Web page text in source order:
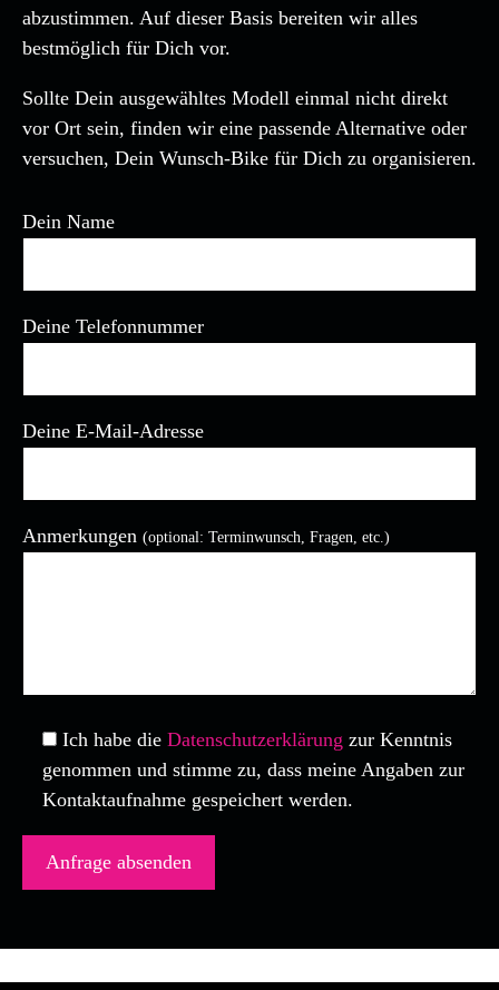
abzustimmen. Auf dieser Basis bereiten wir alles
bestmöglich für Dich vor.
Sollte Dein ausgewähltes Modell einmal nicht direkt
vor Ort sein, finden wir eine passende Alternative oder
versuchen, Dein Wunsch-Bike für Dich zu organisieren.
Dein Name
Deine Telefonnummer
Deine E-Mail-Adresse
Bitte lasse dieses Feld leer.
Anmerkungen (optional: Terminwunsch, Fragen, etc.)
Ich habe die Datenschutzerklärung zur Kenntnis
genommen und stimme zu, dass meine Angaben zur
Kontaktaufnahme gespeichert werden.